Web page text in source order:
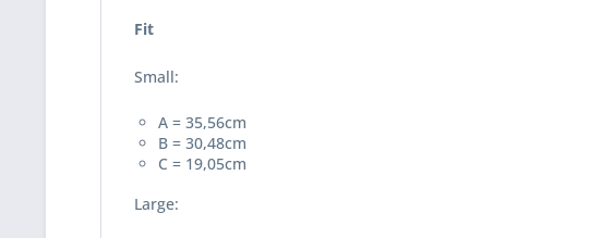
Fit
Small:
A = 35,56cm
B = 30,48cm
C = 19,05cm
Large: